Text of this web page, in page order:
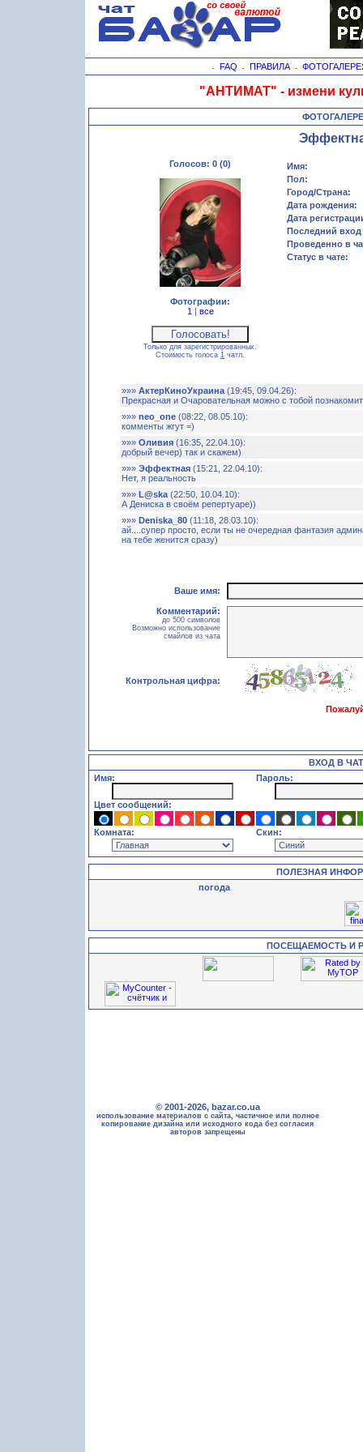
- FAQ - ПРАВИЛА-
"АНТИМАТ" - измени
Голосов: 0 (0)
Фотографии:
1 | все
Только для зарегистрированных.
Стоимость голоса 1 чатл.
Имя:
Пол:
Город/Страна:
Дата рождения:
Дата
Последний вход
Проведенно в
Статус в чате:
»»» АктерКиноУкраина (19:45, 09.04.26):
Прекрасная и Очаровательная можно с тобой
»»» neo_one (08:22, 08.05.10):
комменты жгут =)
»»» Оливия (16:35, 22.04.10):
добрый вечер) так и скажем)
»»» Эффектная (15:21, 22.04.10):
Нет, я реальность
»»» L@ska (22:50, 10.04.10):
А Дениска в своём репертуаре))
»»» Deniska_80 (11:18, 28.03.10):
ай....супер просто, если ты не очередная фантазия
на тебе женится сразу)
Ваше имя:
Комментарий:
до 500 символов
Возможно использование
смайлов из чата
Контрольная цифра:
ВХОД В ЧАТ
Имя:
Пароль:
Цвет сообщений:
Комната: Скин:
ПОЛЕЗНАЯ
погода
ПОСЕЩАЕМОСТЬ И
© 2001-2026, bazar.co.ua
использование материалов с сайта, частичное или полное
копирование дизайна или исходного кода без согласия
авторов запрещены